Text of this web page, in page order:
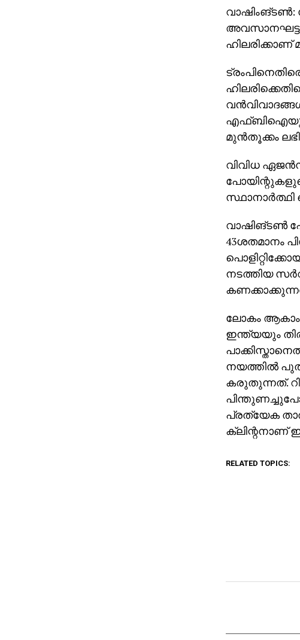
വാഷിംങ്ടണ്‍:
അവസാനഘട്ട
ഹിലരിക്കാണ്
എഫ്ബിഐയുടെ
മുന്‍തൂക്കം
വിവിധ
സ്ഥാനാര്‍ത്ഥി
വാഷിങ്ടണ്‍
43ശതമാനം
നടത്തിയ
ലോകം
ഇന്ത്യയും
നയത്തില്‍
കരുതുന്നത്.
പ്രത്യേക
ക്ലിന്റനാണ്
RELATED TOPICS: